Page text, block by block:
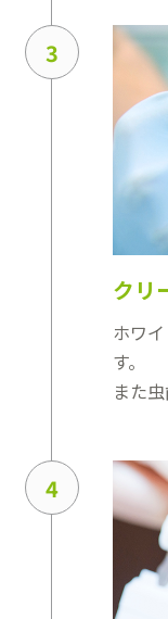
3
クリ
ホワ
す。
また
4